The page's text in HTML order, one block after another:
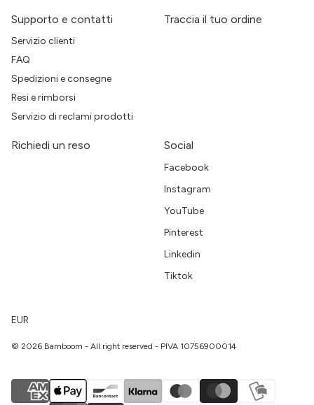
Supporto e contatti
Servizio clienti
FAQ
Spedizioni e consegne
Resi e rimborsi
Servizio di reclami prodotti
Traccia il tuo ordine
Richiedi un reso Social
Facebook
Instagram
YouTube
Pinterest
Linkedin
Tiktok
EUR
© 2026 Bamboom - All right reserved - PIVA 10756900014